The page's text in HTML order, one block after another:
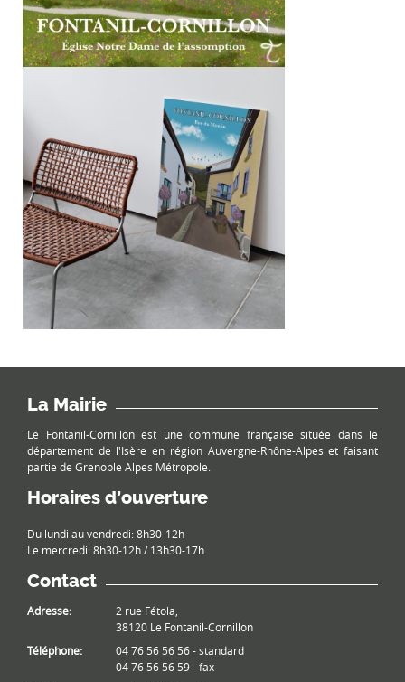
La Mairie
Le Fontanil-Cornillon est une commune française située dans le
département de l'Isère en région Auvergne-Rhône-Alpes et faisant
partie de Grenoble Alpes Métropole.
Horaires d’ouverture
Du lundi au vendredi: 8h30-12h
Le mercredi: 8h30-12h / 13h30-17h
Contact
Adresse:
2 rue Fétola,
38120 Le Fontanil-Cornillon
Téléphone:
04 76 56 56 56 - standard
04 76 56 56 59 - fax